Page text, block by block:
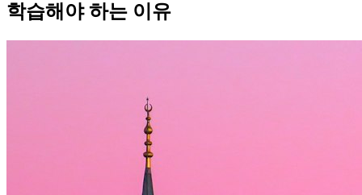
학습해야 하는 이유